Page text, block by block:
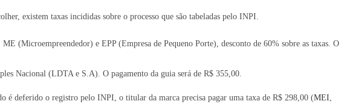
existem taxas incididas sobre o processo que são tabeladas pelo INPI.
(Microempreendedor) e EPP (Empresa de Pequeno Porte), desconto de 60% sobre as taxas. O
Nacional (LDTA e S.A). O pagamento da guia será de R$ 355,00.
é deferido o registro pelo INPI, o titular da marca precisa pagar uma taxa de R$ 298,00 (MEI